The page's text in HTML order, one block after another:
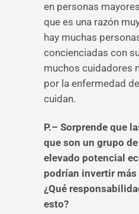
en personas
que es una razón
hay muchas
concienciadas con
muchos cuidadores
por la enfermedad
cuidan.
P.– Sorprende que
que son un grupo
elevado potencial
podrían invertir más
¿Qué
esto?